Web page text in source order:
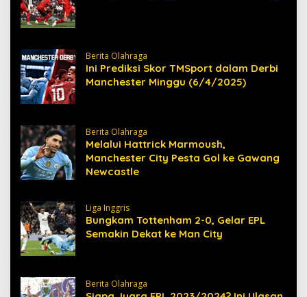
Berita Olahraga
Ini Prediksi Skor TMSport dalam Derbi
Manchester Minggu (6/4/2025)
Berita Olahraga
Melalui Hattrick Marmoush,
Manchester City Pesta Gol ke Gawang
Newcastle
Liga Inggris
Bungkam Tottenham 2-0, Gelar EPL
Semakin Dekat ke Man City
Berita Olahraga